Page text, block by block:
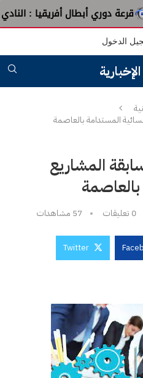
دوري أبطال أفريقيا : النادي
الدخول
المستدامة بالعاصمة
المشاريع
0 تعليقات 57 مشاهدات
Twitter